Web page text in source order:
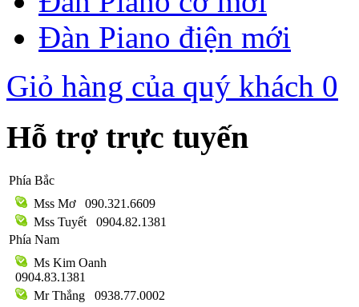
Đàn Piano điện mới
Giỏ hàng của quý khách 0
Hỗ trợ trực tuyến
Phía Bắc
Mss Mơ
090.321.6609
Mss Tuyết
0904.82.1381
Phía Nam
Ms Kim Oanh
0904.83.1381
Mr Thắng
0938.77.0002